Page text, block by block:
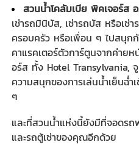
สวนน้ำโคลัมเบีย พิคเจอร์ส
เช่ารถมินิบัส, เช่ารถบัส หรือเช่
ครอบครัว หรือเพื่อน ๆ ไปสนุก
คาแรคเตอร์ตัวการ์ตูนจากค่าย
อร์ส ทั้ง Hotel Transylvania,
ความสนุกของการเล่นน้ำเย็นฉ่
ๆ
และที่สวนน้ำแห่งนี้ยังมีที่จอดรถ
และรถตู้เช่าของคุณอีกด้วย